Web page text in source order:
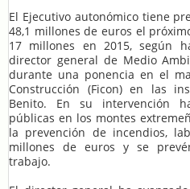
El Ejecutivo autonómico tiene
48,1 millones de euros el
17 millones en 2015, según
director general de Medio
durante una ponencia en el
Construcción (Ficon) en las
Benito. En su intervención
públicas en los montes
la prevención de incendios,
millones de euros y se
trabajo.